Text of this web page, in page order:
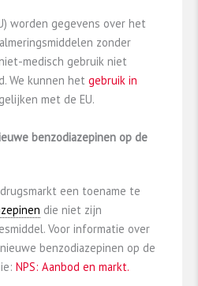
worden gegevens over het
zonder
medisch gebruik niet
We kunnen het gebruik in
met de EU.
benzodiazepinen op de
een toename te
die niet zijn
Voor informatie over
benzodiazepinen op de
NPS: Aanbod en markt.